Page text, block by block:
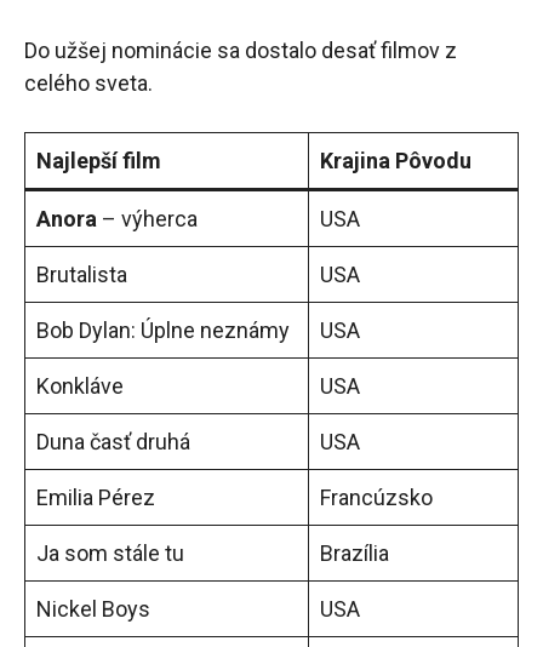
Do užšej nominácie sa dostalo desať filmov z
celého sveta.
Najlepší film Krajina Pôvodu
Anora – výherca USA
Brutalista USA
Bob Dylan: Úplne neznámy USA
Konkláve USA
Duna časť druhá USA
Emilia Pérez Francúzsko
Ja som stále tu Brazília
Nickel Boys USA